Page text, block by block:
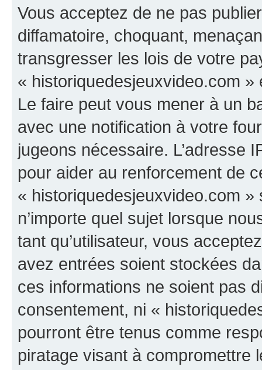
Vous acceptez de ne pas
diffamatoire, choquant,
transgresser les lois de votre
« historiquedesjeuxvideo.com
Le faire peut vous mener à un
avec une notification à votre
jugeons nécessaire. L’adresse
pour aider au renforcement de
« historiquedesjeuxvideo.com
n’importe quel sujet lorsque
tant qu’utilisateur, vous
avez entrées soient stockées
ces informations ne soient pas
consentement, ni «
pourront être tenus comme
piratage visant à compromettre